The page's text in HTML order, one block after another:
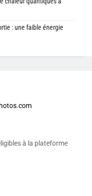
: une faible énergie
à la plateforme